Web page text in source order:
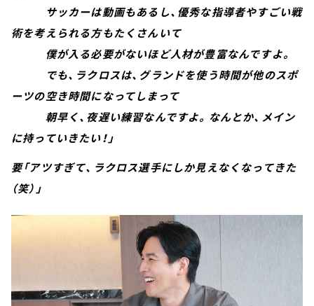
サッカーは動画もあるし、優秀な指導者やすごい戦
術を考えられる方もたくさんいて
僕が入る必要がないほど人材が豊富なんですよ。
でも、ラクロスは、グランドを使う時間が他のスポ
ーツの空き時間になってしまって
朝早く、夜遅い練習なんですよ。なんとか、メイン
に持っていきたい！」
要「アツすぎて、ラクロス選手にしか見えなくなってきた
（笑）」